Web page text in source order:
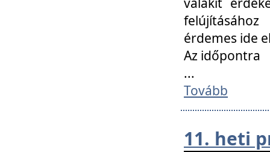
érdemes ide
Az időpontra
...
Tovább
11. heti